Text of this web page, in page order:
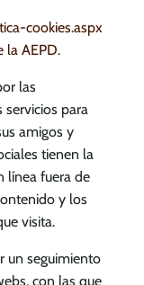
cookies.aspx
la AEPD.
las
servicios para
amigos y
tienen la
línea fuera de
y los
visita.
un seguimiento
con las que